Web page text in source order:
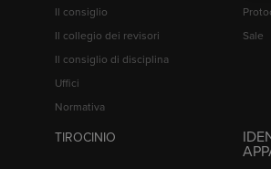
Il consiglio
Il collegio dei revisori
Il consiglio di disciplina
Uffici
Normativa
Sale
TIROCINIO